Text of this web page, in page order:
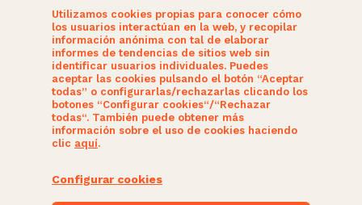
SOMOS CIUDADANOS
ACTUALIDAD
Utilizamos cookies propias para conocer cómo
los usuarios interactúan en la web, y recopilar
información anónima con tal de elaborar
informes de tendencias de sitios web sin
identificar usuarios individuales. Puedes
aceptar las cookies pulsando el botón “Aceptar
todas” o configurarlas/rechazarlas clicando los
botones “Configurar cookies“/“Rechazar
todas“. También puede obtener más
información sobre el uso de cookies haciendo
clic aquí.
Configurar cookies